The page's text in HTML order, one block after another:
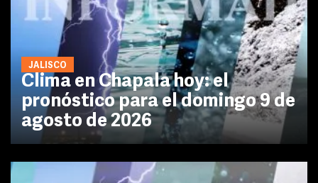
JALISCO
Clima en Chapala hoy: el
pronóstico para el domingo 9 de
agosto de 2026